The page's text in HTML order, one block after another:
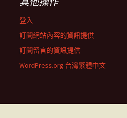
登入
訂閱網站內容的資訊提供
訂閱留言的資訊提供
WordPress.org 台灣繁體中文